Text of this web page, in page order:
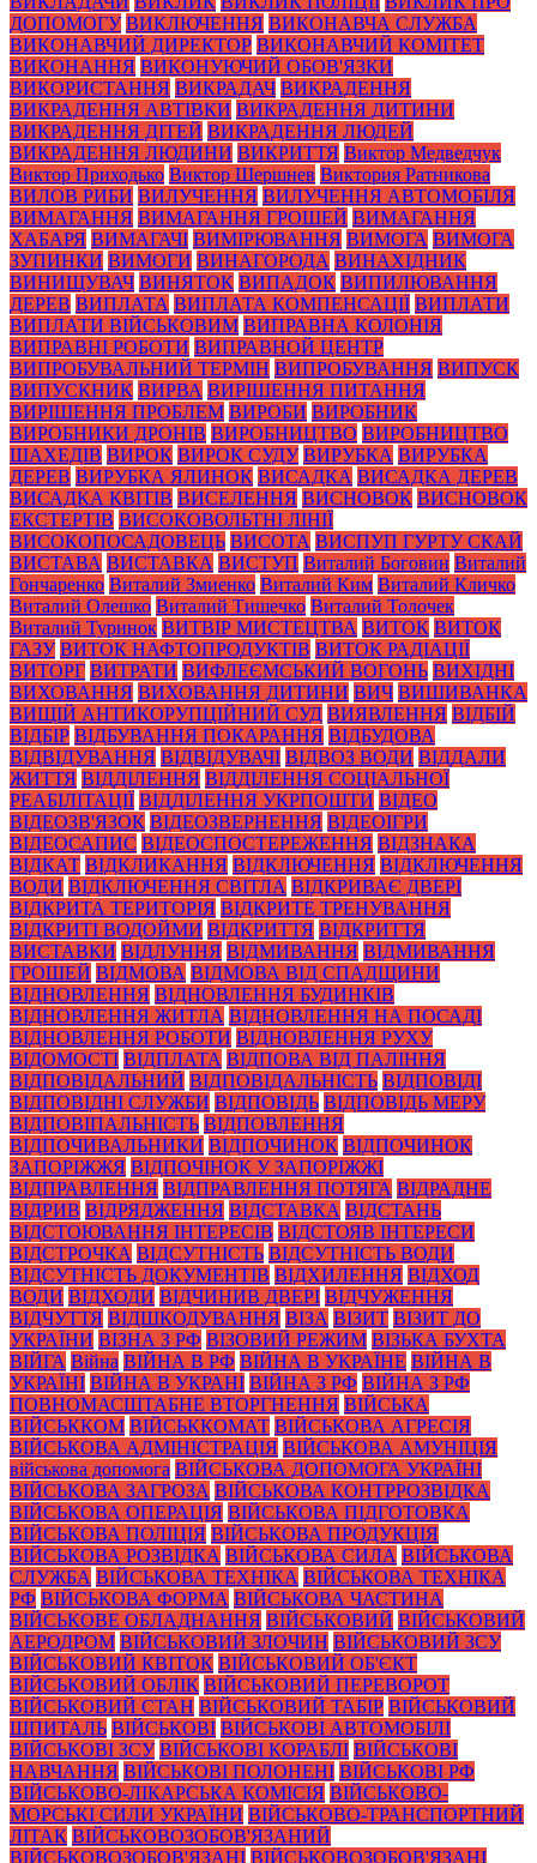
ДОПОМОГУ ВИКЛЮЧЕННЯ ВИКОНАВЧА СЛУЖБА
ВИКОНАВЧИЙ ДИРЕКТОР ВИКОНАВЧИЙ КОМІТЕТ
ВИКОНАННЯ ВИКОНУЮЧИЙ ОБОВ'ЯЗКИ
ВИКОРИСТАННЯ ВИКРАДАЧ ВИКРАДЕННЯ
ВИКРАДЕННЯ АВТІВКИ ВИКРАДЕННЯ ДИТИНИ
ВИКРАДЕННЯ ДІТЕЙ ВИКРАДЕННЯ ЛЮДЕЙ
ВИКРАДЕННЯ ЛЮДИНИ ВИКРИТТЯ Виктор Медведчук
Виктор Приходько Виктор Шершнев Виктория Ратникова
ВИЛОВ РИБИ ВИЛУЧЕННЯ ВИЛУЧЕННЯ АВТОМОБІЛЯ
ВИМАГАННЯ ВИМАГАННЯ ГРОШЕЙ ВИМАГАННЯ
ХАБАРЯ ВИМАГАЧІ ВИМІРЮВАННЯ ВИМОГА ВИМОГА
ЗУПИНКИ ВИМОГИ ВИНАГОРОДА ВИНАХІДНИК
ВИНИЩУВАЧ ВИНЯТОК ВИПАДОК ВИПИЛЮВАННЯ
ДЕРЕВ ВИПЛАТА ВИПЛАТА КОМПЕНСАЦІЇ ВИПЛАТИ
ВИПЛАТИ ВІЙСЬКОВИМ ВИПРАВНА КОЛОНІЯ
ВИПРАВНІ РОБОТИ ВИПРАВНОЙ ЦЕНТР
ВИПРОБУВАЛЬНИЙ ТЕРМІН ВИПРОБУВАННЯ ВИПУСК
ВИПУСКНИК ВИРВА ВИРІШЕННЯ ПИТАННЯ
ВИРІШЕННЯ ПРОБЛЕМ ВИРОБИ ВИРОБНИК
ВИРОБНИКИ ДРОНІВ ВИРОБНИЦТВО ВИРОБНИЦТВО
ШАХЕДІВ ВИРОК ВИРОК СУДУ ВИРУБКА ВИРУБКА
ДЕРЕВ ВИРУБКА ЯЛИНОК ВИСАДКА ВИСАДКА ДЕРЕВ
ВИСАДКА КВІТІВ ВИСЕЛЕННЯ ВИСНОВОК ВИСНОВОК
ЕКСТЕРТІВ ВИСОКОВОЛЬТНІ ЛІНІЇ
ВИСОКОПОСАДОВЕЦЬ ВИСОТА ВИСПУП ГУРТУ СКАЙ
ВИСТАВА ВИСТАВКА ВИСТУП Виталий Боговин Виталий
Гончаренко Виталий Змиенко Виталий Ким Виталий Кличко
Виталий Олешко Виталий Тишечко Виталий Толочек
Виталий Туринок ВИТВІР МИСТЕЦТВА ВИТОК ВИТОК
ГАЗУ ВИТОК НАФТОПРОДУКТІВ ВИТОК РАДІАЦІЇ
ВИТОРГ ВИТРАТИ ВИФЛЕЄМСЬКИЙ ВОГОНЬ ВИХІДНІ
ВИХОВАННЯ ВИХОВАННЯ ДИТИНИ ВИЧ ВИШИВАНКА
ВИЩІЙ АНТИКОРУПЦІЙНИЙ СУД ВИЯВЛЕННЯ ВІДБІЙ
ВІДБІР ВІДБУВАННЯ ПОКАРАННЯ ВІДБУДОВА
ВІДВІДУВАННЯ ВІДВІДУВАЧІ ВІДВОЗ ВОДИ ВІДДАЛИ
ЖИТТЯ ВІДДІЛЕННЯ ВІДДІЛЕННЯ СОЦІАЛЬНОЇ
РЕАБІЛІТАЦІЇ ВІДДІЛЕННЯ УКРПОШТИ ВІДЕО
ВІДЕОЗВ'ЯЗОК ВІДЕОЗВЕРНЕННЯ ВІДЕОІГРИ
ВІДЕОСАПИС ВІДЕОСПОСТЕРЕЖЕННЯ ВІДЗНАКА
ВІДКАТ ВІДКЛИКАННЯ ВІДКЛЮЧЕННЯ ВІДКЛЮЧЕННЯ
ВОДИ ВІДКЛЮЧЕННЯ СВІТЛА ВІДКРИВАЄ ДВЕРІ
ВІДКРИТА ТЕРИТОРІЯ ВІДКРИТЕ ТРЕНУВАННЯ
ВІДКРИТІ ВОДОЙМИ ВІДКРИТТЯ ВІДКРИТТЯ
ВИСТАВКИ ВІДЛУННЯ ВІДМИВАННЯ ВІДМИВАННЯ
ГРОШЕЙ ВІДМОВА ВІДМОВА ВІД СПАДЩИНИ
ВІДНОВЛЕННЯ ВІДНОВЛЕННЯ БУДИНКІВ
ВІДНОВЛЕННЯ ЖИТЛА ВІДНОВЛЕННЯ НА ПОСАДІ
ВІДНОВЛЕННЯ РОБОТИ ВІДНОВЛЕННЯ РУХУ
ВІДОМОСТІ ВІДПЛАТА ВІДПОВА ВІД ПАЛІННЯ
ВІДПОВІДАЛЬНИЙ ВІДПОВІДАЛЬНІСТЬ ВІДПОВІДІ
ВІДПОВІДНІ СЛУЖБИ ВІДПОВІДЬ ВІДПОВІДЬ МЕРУ
ВІДПОВІПАЛЬНІСТЬ ВІДПОВЛЕННЯ
ВІДПОЧИВАЛЬНИКИ ВІДПОЧИНОК ВІДПОЧИНОК
ЗАПОРІЖЖЯ ВІДПОЧІНОК У ЗАПОРІЖЖІ
ВІДПРАВЛЕННЯ ВІДПРАВЛЕННЯ ПОТЯГА ВІДРАДНЕ
ВІДРИВ ВІДРЯДЖЕННЯ ВІДСТАВКА ВІДСТАНЬ
ВІДСТОЮВАННЯ ІНТЕРЕСІВ ВІДСТОЯВ ІНТЕРЕСИ
ВІДСТРОЧКА ВІДСУТНІСТЬ ВІДСУТНІСТЬ ВОДИ
ВІДСУТНІСТЬ ДОКУМЕНТІВ ВІДХИЛЕННЯ ВІДХОД
ВОДИ ВІДХОДИ ВІДЧИНИВ ДВЕРІ ВІДЧУЖЕННЯ
ВІДЧУТТЯ ВІДШКОДУВАННЯ ВІЗА ВІЗИТ ВІЗИТ ДО
УКРАЇНИ ВІЗНА З РФ ВІЗОВИЙ РЕЖИМ ВІЗЬКА БУХТА
ВІЙГА Війна ВІЙНА В РФ ВІЙНА В УКРАЇНЕ ВІЙНА В
УКРАЇНІ ВІЙНА В УКРАНІ ВІЙНА З РФ ВІЙНА З РФ
ПОВНОМАСШТАБНЕ ВТОРГНЕННЯ ВІЙСЬКА
ВІЙСЬККОМ ВІЙСЬККОМАТ ВІЙСЬКОВА АГРЕСІЯ
ВІЙСЬКОВА АДМІНІСТРАЦІЯ ВІЙСЬКОВА АМУНІЦІЯ
військова допомога ВІЙСЬКОВА ДОПОМОГА УКРАЇНІ
ВІЙСЬКОВА ЗАГРОЗА ВІЙСЬКОВА КОНТРРОЗВІДКА
ВІЙСЬКОВА ОПЕРАЦІЯ ВІЙСЬКОВА ПІДГОТОВКА
ВІЙСЬКОВА ПОЛІЦІЯ ВІЙСЬКОВА ПРОДУКЦІЯ
ВІЙСЬКОВА РОЗВІДКА ВІЙСЬКОВА СИЛА ВІЙСЬКОВА
СЛУЖБА ВІЙСЬКОВА ТЕХНІКА ВІЙСЬКОВА ТЕХНІКА
РФ ВІЙСЬКОВА ФОРМА ВІЙСЬКОВА ЧАСТИНА
ВІЙСЬКОВЕ ОБЛАДНАННЯ ВІЙСЬКОВИЙ ВІЙСЬКОВИЙ
АЕРОДРОМ ВІЙСЬКОВИЙ ЗЛОЧИН ВІЙСЬКОВИЙ ЗСУ
ВІЙСЬКОВИЙ КВІТОК ВІЙСЬКОВИЙ ОБ'ЄКТ
ВІЙСЬКОВИЙ ОБЛІК ВІЙСЬКОВИЙ ПЕРЕВОРОТ
ВІЙСЬКОВИЙ СТАН ВІЙСЬКОВИЙ ТАБІР ВІЙСЬКОВИЙ
ШПИТАЛЬ ВІЙСЬКОВІ ВІЙСЬКОВІ АВТОМОБІЛІ
ВІЙСЬКОВІ ЗСУ ВІЙСЬКОВІ КОРАБЛІ ВІЙСЬКОВІ
НАВЧАННЯ ВІЙСЬКОВІ ПОЛОНЕНІ ВІЙСЬКОВІ РФ
ВІЙСЬКОВО-ЛІКАРСЬКА КОМІСІЯ ВІЙСЬКОВО-
МОРСЬКІ СИЛИ УКРАЇНИ ВІЙСЬКОВО-ТРАНСПОРТНИЙ
ЛІТАК ВІЙСЬКОВОЗОБОВ'ЯЗАНИЙ
ВІЙСЬКОВОЗОБОВ'ЯЗАНІ ВІЙСЬКОВОЗОБОВ'ЯЗАНІ